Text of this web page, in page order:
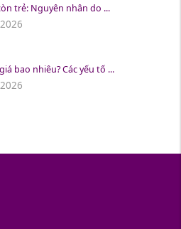
trẻ: Nguyên nhân do ...
bao nhiêu? Các yếu tố ...